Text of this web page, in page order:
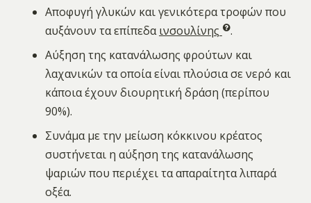
Αποφυγή γλυκών και γενικότερα τροφών που
αυξάνουν τα επίπεδαινσουλίνης
.
Αύξηση της κατανάλωσης φρούτων και
λαχανικών τα οποία είναι πλούσια σε νερό και
κάποια έχουν διουρητική δράση (περίπου
90%).
Συνάμα με την μείωση κόκκινου κρέατος
συστήνεται η αύξηση της κατανάλωσης
ψαριών που περιέχει τα απαραίτητα λιπαρά
οξέα.